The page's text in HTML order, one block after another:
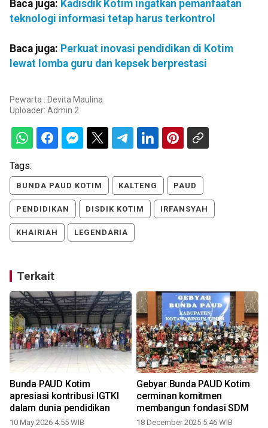
Baca juga: Kadisdik Kotim ingatkan pemanfaatan
teknologi informasi tetap harus terkontrol
Baca juga: Perkuat inovasi pendidikan di Kotim
lewat lomba guru dan kepsek berprestasi
Pewarta : Devita Maulina
Uploader: Admin 2
Tags:
BUNDA PAUD KOTIM KALTENG PAUD
PENDIDIKAN DISDIK KOTIM IRFANSYAH
KHAIRIAH LEGENDARIA
Terkait
Bunda PAUD Kotim
apresiasi kontribusi IGTKI
dalam dunia pendidikan
10 May 2026 4:55 WIB
Gebyar Bunda PAUD Kotim
cerminan komitmen
membangun fondasi SDM
18 December 2025 5:46 WIB